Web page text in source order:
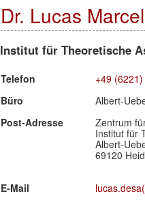
Dr. Lucas
Institut für Theoretische
Telefon
+49 (6221)
Büro
Albert-
Post-Adresse
Zentrum
Institut für
Albert-
69120
E-Mail